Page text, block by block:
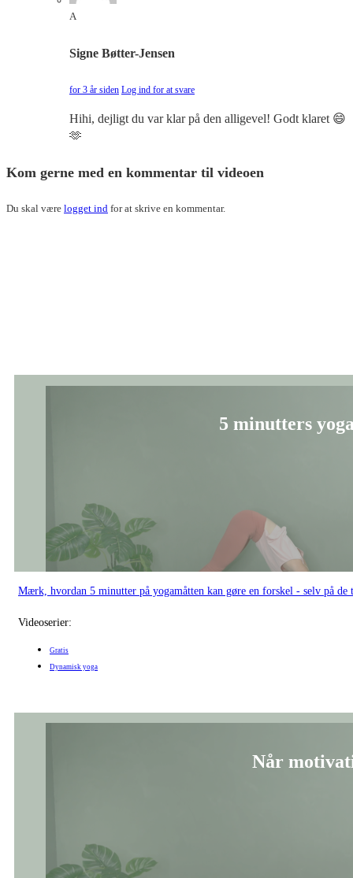
A
Signe Bøtter-Jensen
for 3 år siden Log ind for at svare
Hihi, dejligt du var klar på den alligevel! Godt klaret 😄
🫶
Kom gerne med en kommentar til videoen
Du skal være logget ind for at skrive en kommentar.
5 minutters
Mærk, hvordan 5 minutter på yogamåtten kan gøre en forskel - selv på de
Videoserier:
Gratis
Dynamisk yoga
Når